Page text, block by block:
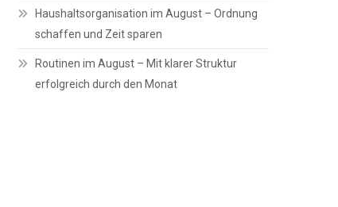
Haushaltsorganisation im August – Ordnung
schaffen und Zeit sparen
Routinen im August – Mit klarer Struktur
erfolgreich durch den Monat